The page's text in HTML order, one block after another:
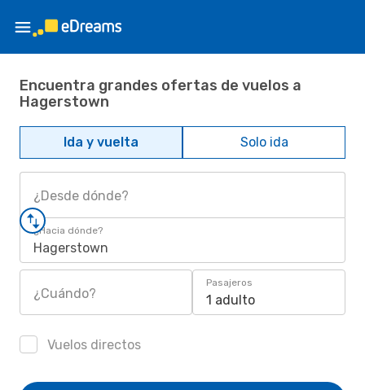
Encuentra grandes ofertas de vuelos a
Hagerstown
Ida y vuelta Solo ida
¿Desde dónde?
¿Hacia dónde?
Hagerstown
¿Cuándo?
Pasajeros
1 adulto
Vuelos directos